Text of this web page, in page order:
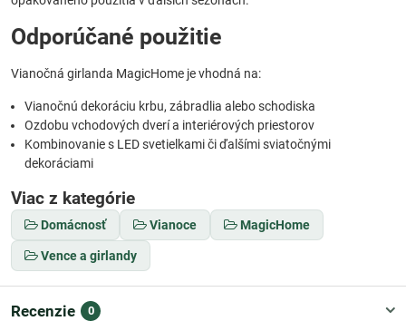
Odporúčané použitie
Vianočná girlanda MagicHome je vhodná na:
Vianočnú dekoráciu krbu, zábradlia alebo schodiska
Ozdobu vchodových dverí a interiérových priestorov
Kombinovanie s LED svetielkami či ďalšími sviatočnými
dekoráciami
Viac z kategórie
Domácnosť Vianoce MagicHome
Vence a girlandy
Recenzie 0